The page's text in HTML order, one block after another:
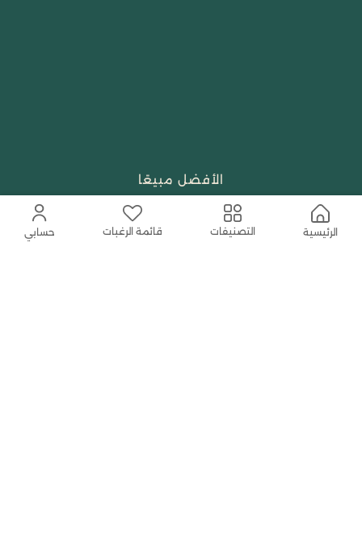
الرئيسية التصنيفات قائمة الرغبات حسابي
الأفضل مبيعًا
تسوق حسب العلامة التجارية